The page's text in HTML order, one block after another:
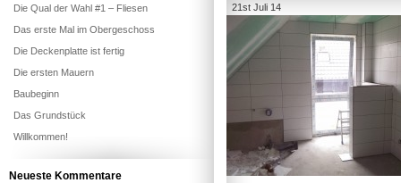
21st Juli 14
Die Qual der Wahl #1 – Fliesen
Das erste Mal im Obergeschoss
Die Deckenplatte ist fertig
Die ersten Mauern
Baubeginn
Das Grundstück
Willkommen!
Neueste Kommentare